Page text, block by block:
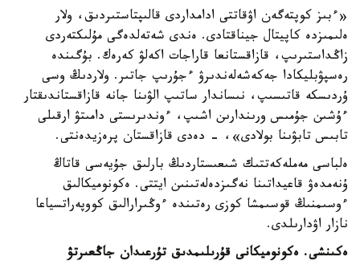
«ءبىز كوپتەگەن اۋقاتتى ادامداردى قالىپتاستىردىق، ولار
ەلىمىزدە كاپيتال جيناقتادى. ەندى شەتەلدەگى مۇلىكتەردى
زاڭداستىرىپ، قازاقستانعا قاراجات اكەلۋ كەرەك. بۇگىندە
رەسپۋبليكادا جەكەشەلەندىرۋ ءجۇرىپ جاتىر. ولاردىڭ وسى
ۇردىسكە قاتىسىپ، نىساندار ساتىپ الۋىنا جانە قازاقستاندىقتار
ءۇشىن جۇمىس ورىندارىن اشىپ، ءوندىرىستى دامىتۋ ارقىلى
تابىس تابۋىنا بولادى»، - دەدى قازاقستان پرەزيدەنتى.
ەلباسى مەملەكەتتىك شىعىستاردىڭ بارلىق جۇيەسى قاتاڭ
ۇنەمدەۋ قاعيداتىنا نەگىزدەلەتىنىن ايتتى. ەكونوميكالىق
ءوسىمنىڭ قوسىمشا كوزى رەتىندە ءوڭىرارالىق كووپەراتسياعا
نازار اۋدارىلدى.
ەكىنشى. ەكونوميكانى قۇرىلىمدىق تۇرعىدان جاڭعىرتۋ